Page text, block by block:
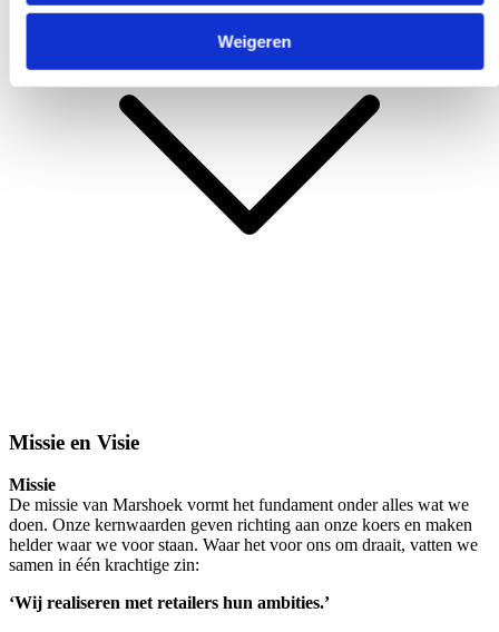
Weigeren
Missie en Visie
Missie
De missie van Marshoek vormt het fundament onder alles wat we
doen. Onze kernwaarden geven richting aan onze koers en maken
helder waar we voor staan. Waar het voor ons om draait, vatten we
samen in één krachtige zin:
‘Wij realiseren met retailers hun ambities.’